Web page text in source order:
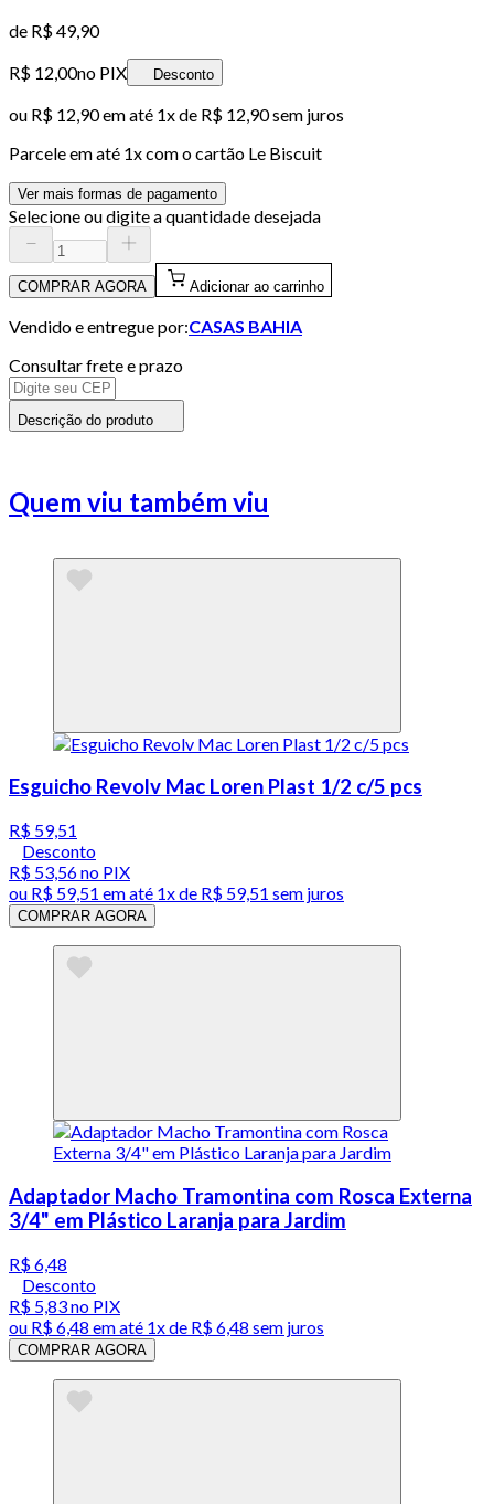
de R$ 49,90
R$ 12,00no PIX Desconto
ou R$ 12,90em até 1x de R$ 12,90sem juros
Parcele em até 1x com o cartão Le Biscuit
Ver mais formas de pagamento
Selecione ou digite a quantidade desejada
COMPRAR AGORA Adicionar ao carrinho
Vendido e entregue por:CASAS BAHIA
Consultar frete e prazo
Descrição do produto
Quem viu também viu
Esguicho Revolv Mac Loren Plast 1/2 c/5 pcs
R$ 59,51
Desconto
R$ 53,56no PIX
ou R$ 59,51 em até 1x de R$ 59,51 sem juros
COMPRAR AGORA
Adaptador Macho Tramontina com Rosca Externa
3/4" em Plástico Laranja para Jardim
R$ 6,48
Desconto
R$ 5,83no PIX
ou R$ 6,48 em até 1x de R$ 6,48 sem juros
COMPRAR AGORA